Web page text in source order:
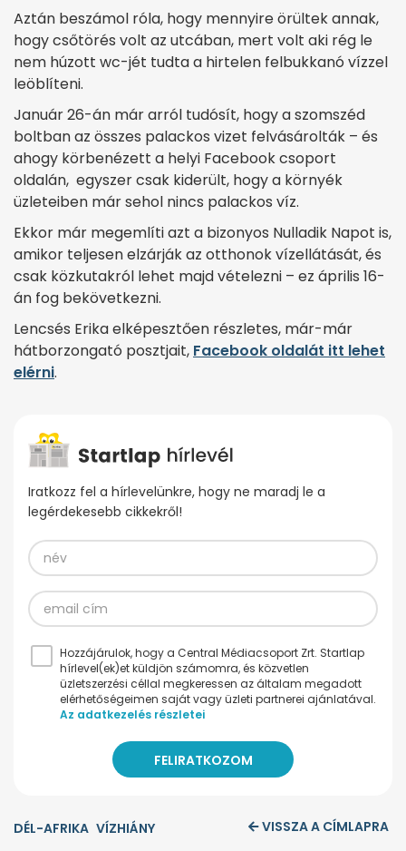
Aztán beszámol róla, hogy mennyire örültek annak,
hogy csőtörés volt az utcában, mert volt aki rég le
nem húzott wc-jét tudta a hirtelen felbukkanó vízzel
leöblíteni.
Január 26-án már arról tudósít, hogy a szomszéd
boltban az összes palackos vizet felvásárolták – és
ahogy körbenézett a helyi Facebook csoport
oldalán, egyszer csak kiderült, hogy a környék
üzleteiben már sehol nincs palackos víz.
Ekkor már megemlíti azt a bizonyos Nulladik Napot is,
amikor teljesen elzárják az otthonok vízellátását, és
csak közkutakról lehet majd vételezni – ez április 16-
án fog bekövetkezni.
Lencsés Erika elképesztően részletes, már-már
hátborzongató posztjait, Facebook oldalát itt lehet
elérni.
Iratkozz fel a hírlevelünkre, hogy ne maradj le a
legérdekesebb cikkekről!
Hozzájárulok, hogy a Central Médiacsoport Zrt. Startlap
hírlevel(ek)et küldjön számomra, és közvetlen
üzletszerzési céllal megkeressen az általam megadott
elérhetőségeimen saját vagy üzleti partnerei ajánlatával.
Az adatkezelés részletei
DÉL-AFRIKA VÍZHIÁNY VISSZA A CÍMLAPRA